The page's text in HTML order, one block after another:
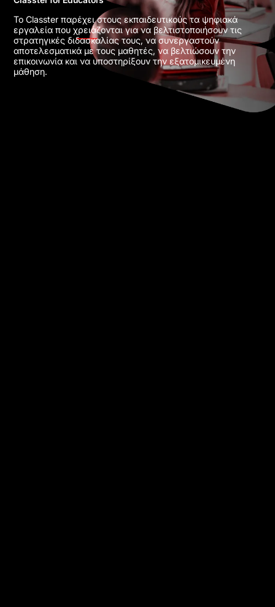
Το Classter παρέχει στους εκπαιδευτικούς τα ψηφιακά
εργαλεία που χρειάζονται για να βελτιστοποιήσουν τις
στρατηγικές διδασκαλίας τους, να συνεργαστούν
αποτελεσματικά με τους μαθητές, να βελτιώσουν την
επικοινωνία και να υποστηρίξουν την εξατομικευμένη
μάθηση.